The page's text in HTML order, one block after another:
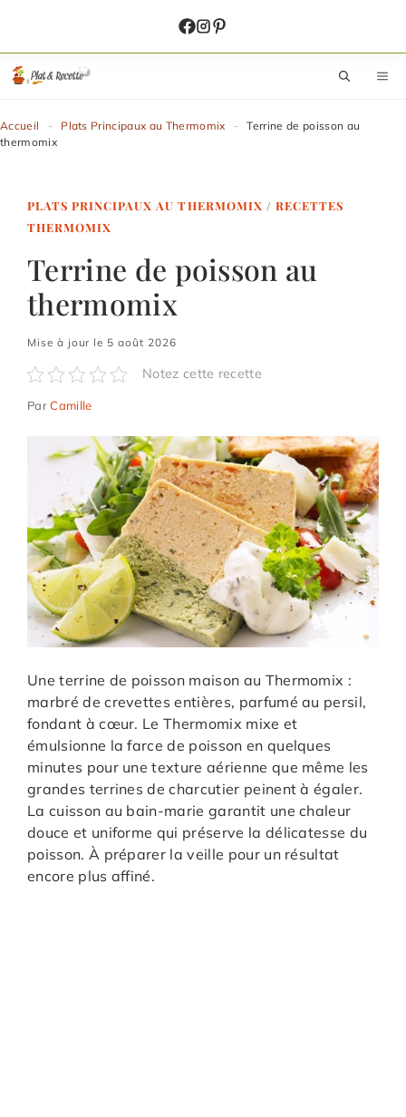
contenu
Accueil - Plats Principaux au Thermomix -
Terrine de poisson au
thermomix
PLATS PRINCIPAUX AU THERMOMIX / RECETTES
THERMOMIX
Terrine de poisson au
thermomix
Mise à jour le 5 août 2026
Notez cette recette
ParCamille
Une terrine de poisson maison au Thermomix :
marbré de crevettes entières, parfumé au persil,
fondant à cœur. Le Thermomix mixe et
émulsionne la farce de poisson en quelques
minutes pour une texture aérienne que même les
grandes terrines de charcutier peinent à égaler.
La cuisson au bain-marie garantit une chaleur
douce et uniforme qui préserve la délicatesse du
poisson. À préparer la veille pour un résultat
encore plus affiné.